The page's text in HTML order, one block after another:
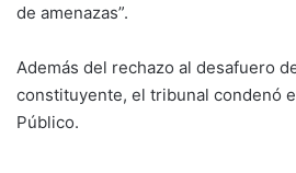
de amenazas”.
Además del rechazo al desafuero
constituyente, el tribunal condenó
Público.